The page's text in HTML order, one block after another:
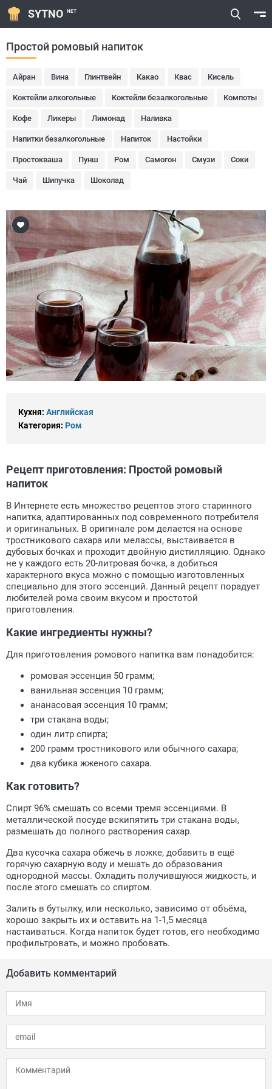
SYTNO NET
Простой ромовый напиток
Айран Вина Глинтвейн Какао Квас Кисель
Коктейли алкогольные Коктейли безалкогольные Компоты
Кофе Ликеры Лимонад Наливка
Напитки безалкогольные Напиток Настойки
Простокваша Пунш Ром Самогон Смузи Соки
Чай Шипучка Шоколад
Кухня: Английская
Категория: Ром
Рецепт приготовления: Простой ромовый
напиток
В Интернете есть множество рецептов этого старинного
напитка, адаптированных под современного потребителя
и оригинальных. В оригинале ром делается на основе
тростникового сахара или мелассы, выстаивается в
дубовых бочках и проходит двойную дистилляцию. Однако
не у каждого есть 20-литровая бочка, а добиться
характерного вкуса можно с помощью изготовленных
специально для этого эссенций. Данный рецепт порадует
любителей рома своим вкусом и простотой
приготовления.
Какие ингредиенты нужны?
Для приготовления ромового напитка вам понадобится:
ромовая эссенция 50 грамм;
ванильная эссенция 10 грамм;
ананасовая эссенция 10 грамм;
три стакана воды;
один литр спирта;
200 грамм тростникового или обычного сахара;
два кубика жженого сахара.
Как готовить?
Спирт 96% смешать со всеми тремя эссенциями. В
металлической посуде вскипятить три стакана воды,
размешать до полного растворения сахар.
Два кусочка сахара обжечь в ложке, добавить в ещё
горячую сахарную воду и мешать до образования
однородной массы. Охладить получившуюся жидкость, и
после этого смешать со спиртом.
Залить в бутылку, или несколько, зависимо от объёма,
хорошо закрыть их и оставить на 1-1,5 месяца
настаиваться. Когда напиток будет готов, его необходимо
профильтровать, и можно пробовать.
Добавить комментарий